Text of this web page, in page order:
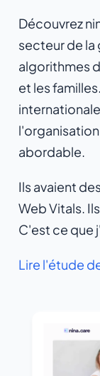
Découvrez
secteur de la
algorithmes
et les
abordable.
Ils avaient
Web Vitals.
C'est ce que
Lire l'étude